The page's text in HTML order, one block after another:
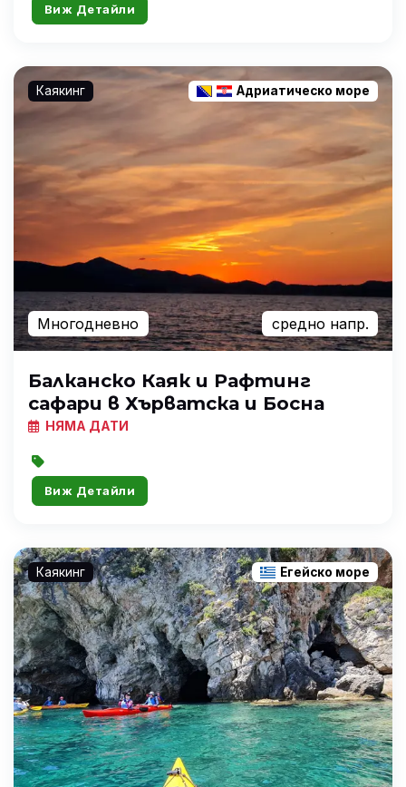
Виж Детайли
Каякинг Адриатическо море
Многодневно средно напр.
Балканско Каяк и Рафтинг
сафари в Хърватска и Босна
НЯМА ДАТИ
Виж Детайли
Каякинг Егейско море